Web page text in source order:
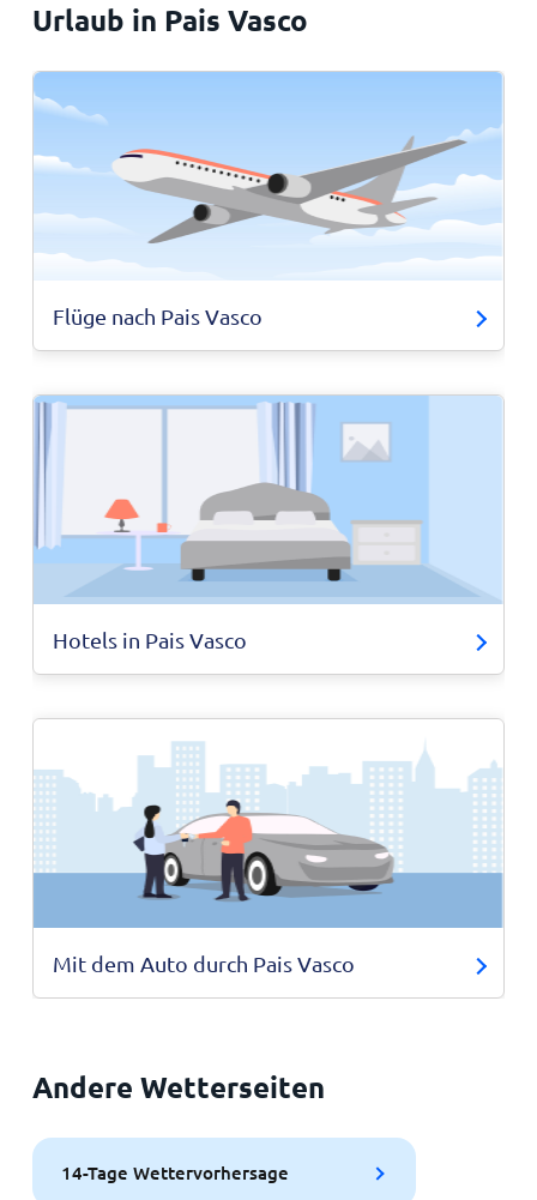
Urlaub in Pais Vasco
Flüge nach Pais Vasco
Hotels in Pais Vasco
Mit dem Auto durch Pais Vasco
Andere Wetterseiten
14-Tage Wettervorhersage